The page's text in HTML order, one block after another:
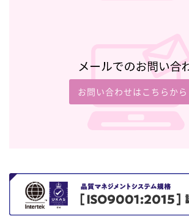
お問い合わせはこちらから